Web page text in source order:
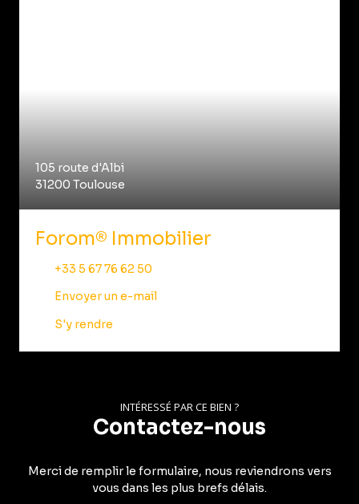
105 route d'Albi
31200 Toulouse
Forom® Immobilier
+33 5 67 76 62 50
Envoyer un e-mail
S'y rendre
INTÉRESSÉ PAR CE BIEN ?
Contactez-nous
Merci de remplir le formulaire, nous reviendrons vers
vous dans les plus brefs délais.